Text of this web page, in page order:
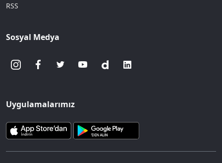
RSS
Sosyal Medya
Uygulamalarımız